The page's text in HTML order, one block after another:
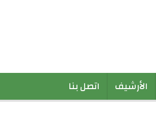
الأرشيف اتصل بنا